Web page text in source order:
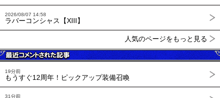
2026/08/07 14:58
ラバーコンシャス【XIII】
人気のページをもっと見る
19分前
もうすぐ12周年！ピックアップ装備召喚
31分前